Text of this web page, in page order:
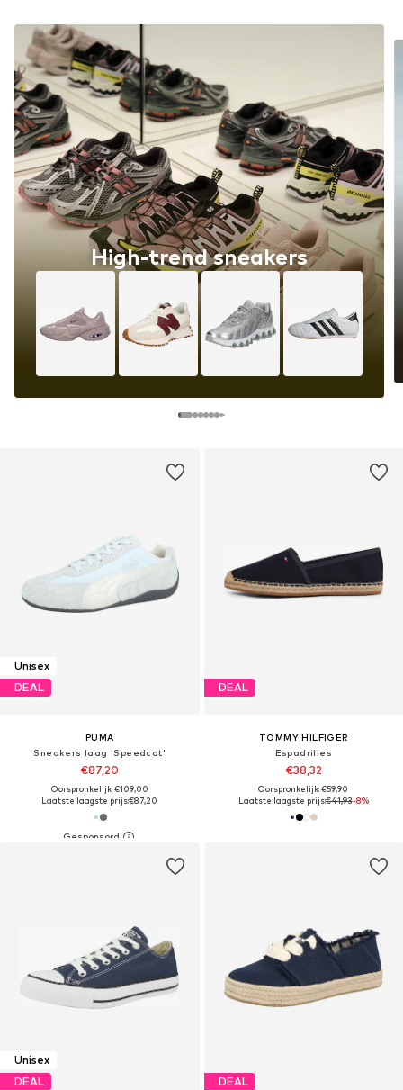
High-trend sneakers
Unisex
DEAL
PUMA
Sneakers laag 'Speedcat'
€87,20
Oorspronkelijk: €109,00
Laatste laagste prijs:€87,20
DEAL
TOMMY HILFIGER
Espadrilles
€38,32
Oorspronkelijk: €59,90
Laatste laagste prijs:€41,93-8%
Unisex
DEAL
DEAL